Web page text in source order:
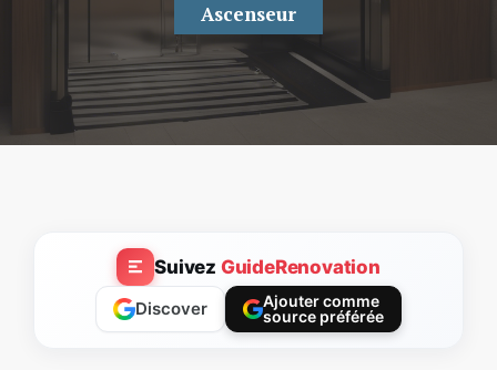
Ascenseur
Suivez GuideRenovation
Discover
Ajouter comme
source préférée